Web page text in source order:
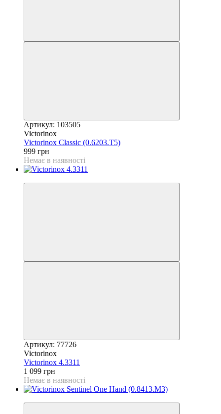
Артикул: 103505
Victorinox
Victorinox Classic (0.6203.T5)
999 грн
Немає в наявності
Артикул: 77726
Victorinox
Victorinox 4.3311
1 099 грн
Немає в наявності